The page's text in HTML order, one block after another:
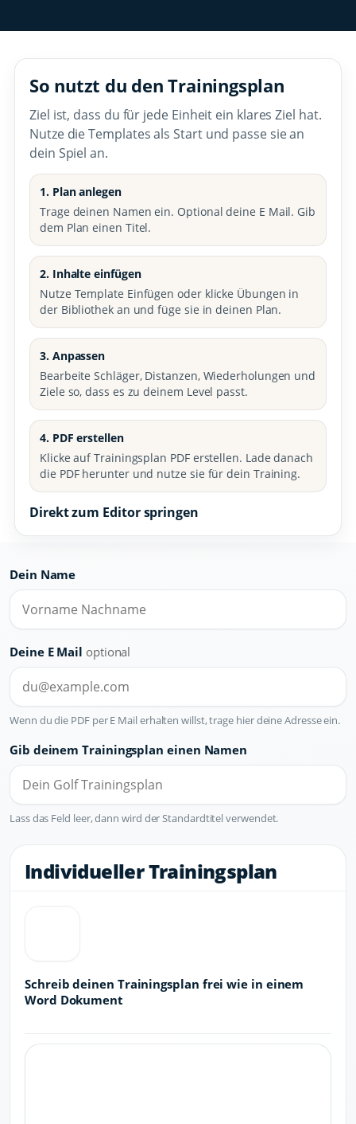
So nutzt du den Trainingsplan
Ziel ist, dass du für jede Einheit ein klares Ziel hat.
Nutze die Templates als Start und passe sie an
dein Spiel an.
1. Plan anlegen
Trage deinen Namen ein. Optional deine E Mail. Gib
dem Plan einen Titel.
2. Inhalte einfügen
Nutze Template Einfügen oder klicke Übungen in
der Bibliothek an und füge sie in deinen Plan.
3. Anpassen
Bearbeite Schläger, Distanzen, Wiederholungen und
Ziele so, dass es zu deinem Level passt.
4. PDF erstellen
Klicke auf Trainingsplan PDF erstellen. Lade danach
die PDF herunter und nutze sie für dein Training.
Direkt zum Editor springen
Dein Name
Deine E Mail optional
Wenn du die PDF per E Mail erhalten willst, trage hier deine Adresse ein.
Gib deinem Trainingsplan einen Namen
Lass das Feld leer, dann wird der Standardtitel verwendet.
Individueller Trainingsplan
Schreib deinen Trainingsplan frei wie in einem
Word Dokument